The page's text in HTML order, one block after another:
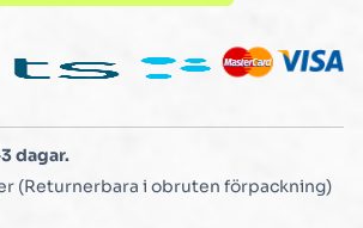
dagar.
(Returnerbara i obruten förpackning)